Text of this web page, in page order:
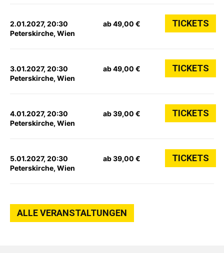
2.01.2027, 20:30
Peterskirche, Wien
ab 49,00 € TICKETS
3.01.2027, 20:30
Peterskirche, Wien
ab 49,00 € TICKETS
4.01.2027, 20:30
Peterskirche, Wien
ab 39,00 € TICKETS
5.01.2027, 20:30
Peterskirche, Wien
ab 39,00 € TICKETS
ALLE VERANSTALTUNGEN